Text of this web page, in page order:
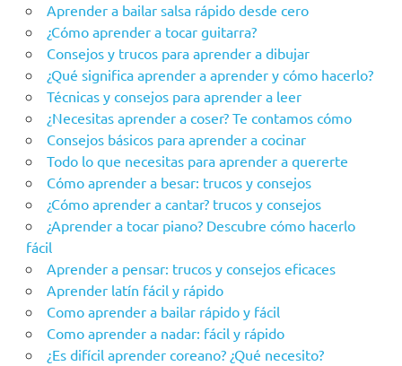
Aprender a bailar salsa rápido desde cero
¿Cómo aprender a tocar guitarra?
Consejos y trucos para aprender a dibujar
¿Qué significa aprender a aprender y cómo hacerlo?
Técnicas y consejos para aprender a leer
¿Necesitas aprender a coser? Te contamos cómo
Consejos básicos para aprender a cocinar
Todo lo que necesitas para aprender a quererte
Cómo aprender a besar: trucos y consejos
¿Cómo aprender a cantar? trucos y consejos
¿Aprender a tocar piano? Descubre cómo hacerlo
fácil
Aprender a pensar: trucos y consejos eficaces
Aprender latín fácil y rápido
Como aprender a bailar rápido y fácil
Como aprender a nadar: fácil y rápido
¿Es difícil aprender coreano? ¿Qué necesito?